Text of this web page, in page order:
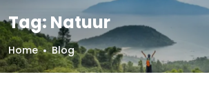
Tag: Natuur
Home Blog